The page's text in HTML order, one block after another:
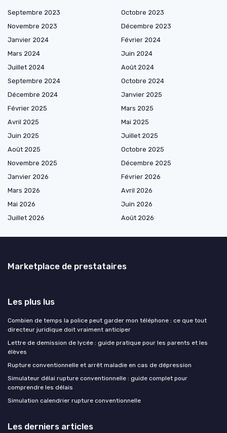
Septembre 2023
Octobre 2023
Novembre 2023
Décembre 2023
Janvier 2024
Février 2024
Mars 2024
Juin 2024
Juillet 2024
Août 2024
Septembre 2024
Octobre 2024
Décembre 2024
Janvier 2025
Février 2025
Mars 2025
Avril 2025
Mai 2025
Juin 2025
Juillet 2025
Août 2025
Octobre 2025
Novembre 2025
Décembre 2025
Janvier 2026
Février 2026
Mars 2026
Avril 2026
Mai 2026
Juin 2026
Juillet 2026
Août 2026
Marketplace de prestataires
Les plus lus
Combien de temps la police peut garder mon téléphone : ce que tout
directeur juridique doit vraiment anticiper
Lettre de demission de lycée : guide pratique pour les parents et les
élèves
Rupture conventionnelle et arrêt maladie en cas de dépression
Simulateur délai rupture conventionnelle : guide complet pour
comprendre les délais
Simulation calendrier rupture conventionnelle
Les derniers articles